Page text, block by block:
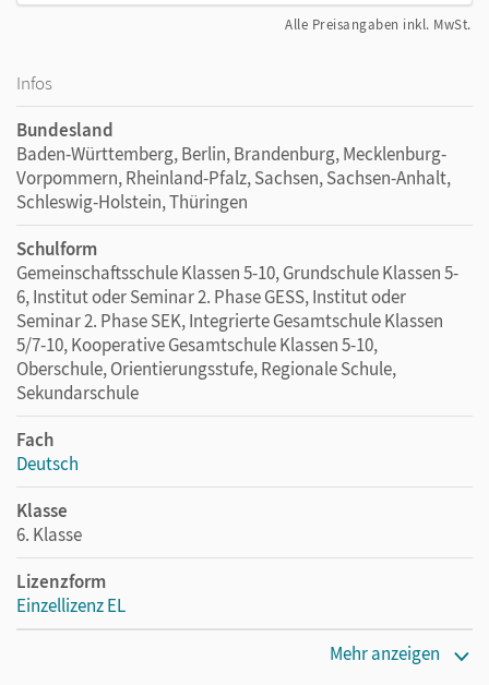
Alle Preisangaben inkl. MwSt.
Infos
Bundesland
Baden-Württemberg, Berlin, Brandenburg, Mecklenburg-
Vorpommern, Rheinland-Pfalz, Sachsen, Sachsen-Anhalt,
Schleswig-Holstein, Thüringen
Schulform
Gemeinschaftsschule Klassen 5-10, Grundschule Klassen 5-
6, Institut oder Seminar 2. Phase GESS, Institut oder
Seminar 2. Phase SEK, Integrierte Gesamtschule Klassen
5/7-10, Kooperative Gesamtschule Klassen 5-10,
Oberschule, Orientierungsstufe, Regionale Schule,
Sekundarschule
Fach
Deutsch
Klasse
6. Klasse
Lizenzform
Einzellizenz EL
Mehr anzeigen